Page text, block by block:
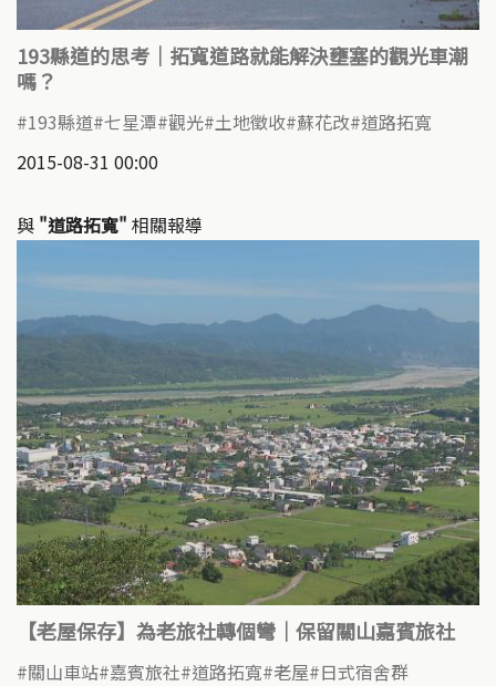
193縣道的思考｜拓寬道路就能解決壅塞的觀光車潮
嗎？
193縣道 七星潭 觀光 土地徵收 蘇花改 道路拓寬
2015-08-31 00:00
與 "道路拓寬" 相關報導
【老屋保存】為老旅社轉個彎｜保留關山嘉賓旅社
關山車站 嘉賓旅社 道路拓寬 老屋 日式宿舍群